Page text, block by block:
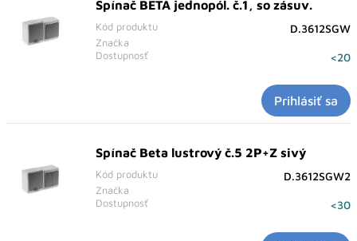
Spínač BETA jednopól. č.1, so zásuv.
Značka
Kód produktu D.3612SGW
Dostupnosť <20
Prihlásiť sa
Spínač Beta lustrový č.5 2P+Z sivý
Značka
Kód produktu D.3612SGW2
Dostupnosť <30